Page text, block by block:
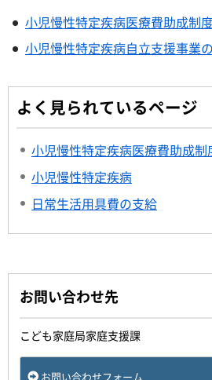
小児慢性特定疾病医療費助成制
小児慢性特定疾病自立支援事業
よく見られているページ
小児慢性特定疾病医療費助成制
小児慢性特定疾病
日常生活用具費の支給
お問い合わせ先
こども家庭局家庭支援課
お問い合わせフォーム